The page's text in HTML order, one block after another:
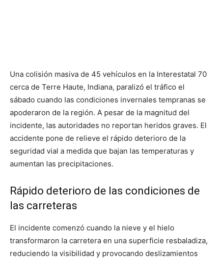
Una colisión masiva de 45 vehículos en la Interestatal 70
cerca de Terre Haute, Indiana, paralizó el tráfico el
sábado cuando las condiciones invernales tempranas se
apoderaron de la región. A pesar de la magnitud del
incidente, las autoridades no reportan heridos graves. El
accidente pone de relieve el rápido deterioro de la
seguridad vial a medida que bajan las temperaturas y
aumentan las precipitaciones.
Rápido deterioro de las condiciones de
las carreteras
El incidente comenzó cuando la nieve y el hielo
transformaron la carretera en una superficie resbaladiza,
reduciendo la visibilidad y provocando deslizamientos